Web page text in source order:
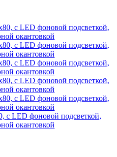
с LED фоновой подсветкой,
окантовкой